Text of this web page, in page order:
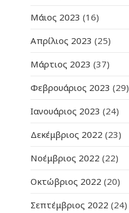
Μάιος 2023 (16)
Απρίλιος 2023 (25)
Μάρτιος 2023 (37)
Φεβρουάριος 2023 (29)
Ιανουάριος 2023 (24)
Δεκέμβριος 2022 (23)
Νοέμβριος 2022 (22)
Οκτώβριος 2022 (20)
Σεπτέμβριος 2022 (24)